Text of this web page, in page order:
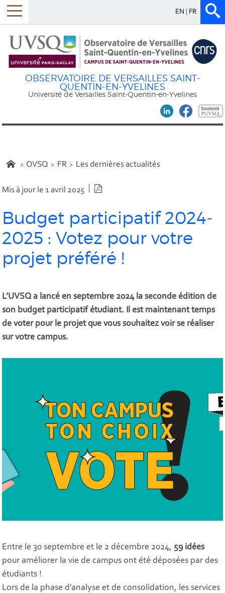
EN FR
OBSERVATOIRE DE VERSAILLES SAINT-
QUENTIN-EN-YVELINES
Université de Versailles Saint-Quentin-en-Yvelines
OVSQ FR Les dernières actualités
Mis à jour le 1 avril 2025
Budget participatif 2024-
2025 : Votez pour votre
projet préféré !
L’UVSQ a lancé en septembre 2024 la seconde édition de
son budget participatif étudiant. Il est maintenant temps
de voter pour le projet que vous souhaitez voir se réaliser
sur votre campus.
Entre le 30 septembre et le 2 décembre 2024, 59 idées
pour améliorer la vie de campus ont été déposées par des
étudiants !
Lors de la phase d’analyse et de consolidation, les services